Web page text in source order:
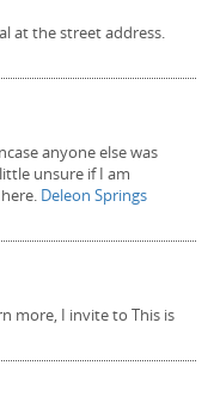
at the street address.
anyone else was
unsure if I am
Deleon Springs
more, I invite to This is